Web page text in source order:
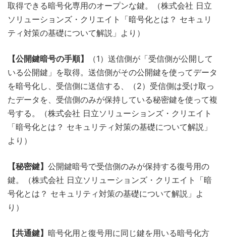
取得できる暗号化専用のオープンな鍵。（株式会社 日立
ソリューションズ・クリエイト「暗号化とは？ セキュリ
ティ対策の基礎について解説」より）
【公開鍵暗号の手順】
（1）送信側が「受信側が公開して
いる公開鍵」を取得。送信側がその公開鍵を使ってデータ
を暗号化し、受信側に送信する、（2）受信側は受け取っ
たデータを、受信側のみが保持している秘密鍵を使って複
号する。（株式会社 日立ソリューションズ・クリエイト
「暗号化とは？ セキュリティ対策の基礎について解説」
より）
【秘密鍵】 公開鍵暗号で受信側のみが保持する復号用の
鍵。（株式会社 日立ソリューションズ・クリエイト「暗
号化とは？ セキュリティ対策の基礎について解説」よ
り）
【共通鍵】 暗号化用と復号用に同じ鍵を用いる暗号化方